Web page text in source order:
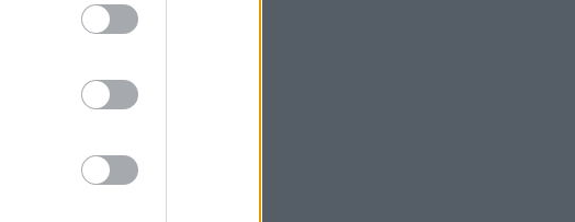
αποκατάστασης μετά την πυρκαγιά
στη Δυτική Αττική
Κινδύνου για τους ισχυρούς ανέμους
και τις υψηλές θερμοκρασίες
επιτοκίων βαθαίνει